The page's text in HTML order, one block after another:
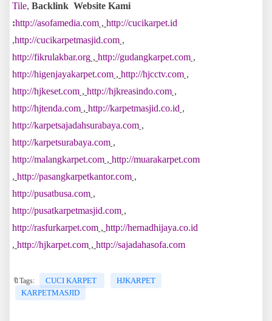
Tile, Backlink Website Kami
:http://asofamedia.com , http://cucikarpet.id
,http://cucikarpetmasjid.com ,
http://fikrulakbar.org , http://gudangkarpet.com ,
http://higenjayakarpet.com , http://hjcctv.com ,
http://hjkeset.com , http://hjkreasindo.com ,
http://hjtenda.com , http://karpetmasjid.co.id ,
http://karpetsajadahsurabaya.com ,
http://karpetsurabaya.com ,
http://malangkarpet.com , http://muarakarpet.com
, http://pasangkarpetkantor.com ,
http://pusatbusa.com ,
http://pusatkarpetmasjid.com ,
http://rasfurkarpet.com , http://hernadhijaya.co.id
, http://hjkarpet.com , http://sajadahasofa.com
🔖Tags: CUCI KARPET
HJKARPET
KARPETMASJID